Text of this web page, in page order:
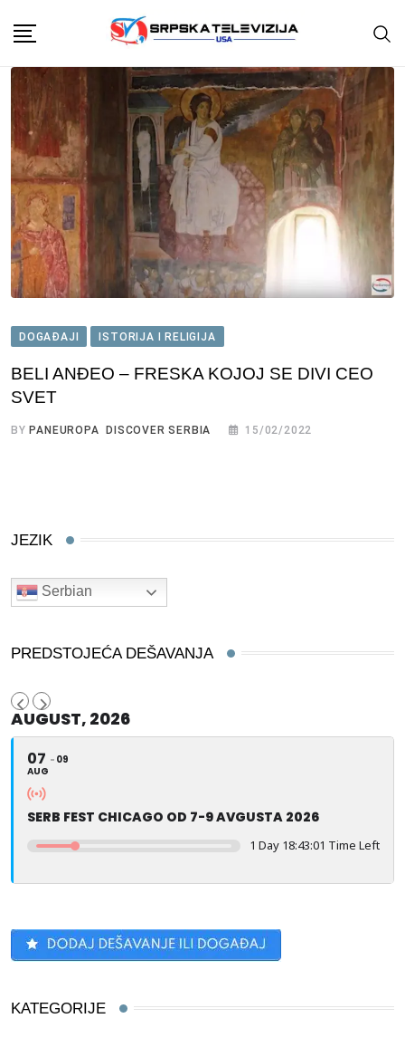
content
DOGAĐAJI ISTORIJA I RELIGIJA
BELI ANĐEO – FRESKA KOJOJ SE DIVI CEO
SVET
BYPANEUROPA DISCOVER SERBIA 15/02/2022
JEZIK
Serbian
PREDSTOJEĆA DEŠAVANJA
AUGUST, 2026
07
AUG
09
SERB FEST CHICAGO OD 7-9 AVGUSTA 2026
1 Day 18:43:01 Time Left
KATEGORIJE